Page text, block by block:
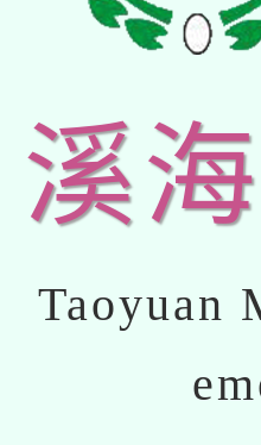
溪
Taoyuan